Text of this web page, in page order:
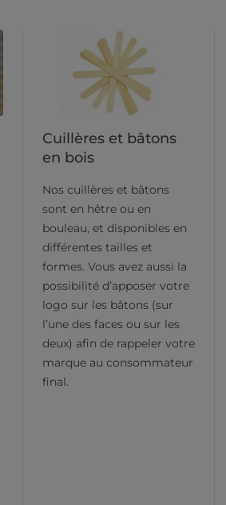
Cuillères et bâtons
en bois
Nos cuillères et bâtons
sont en hêtre ou en
bouleau, et disponibles en
différentes tailles et
formes. Vous avez aussi la
possibilité d’apposer votre
logo sur les bâtons (sur
l’une des faces ou sur les
deux) afin de rappeler votre
marque au consommateur
final.